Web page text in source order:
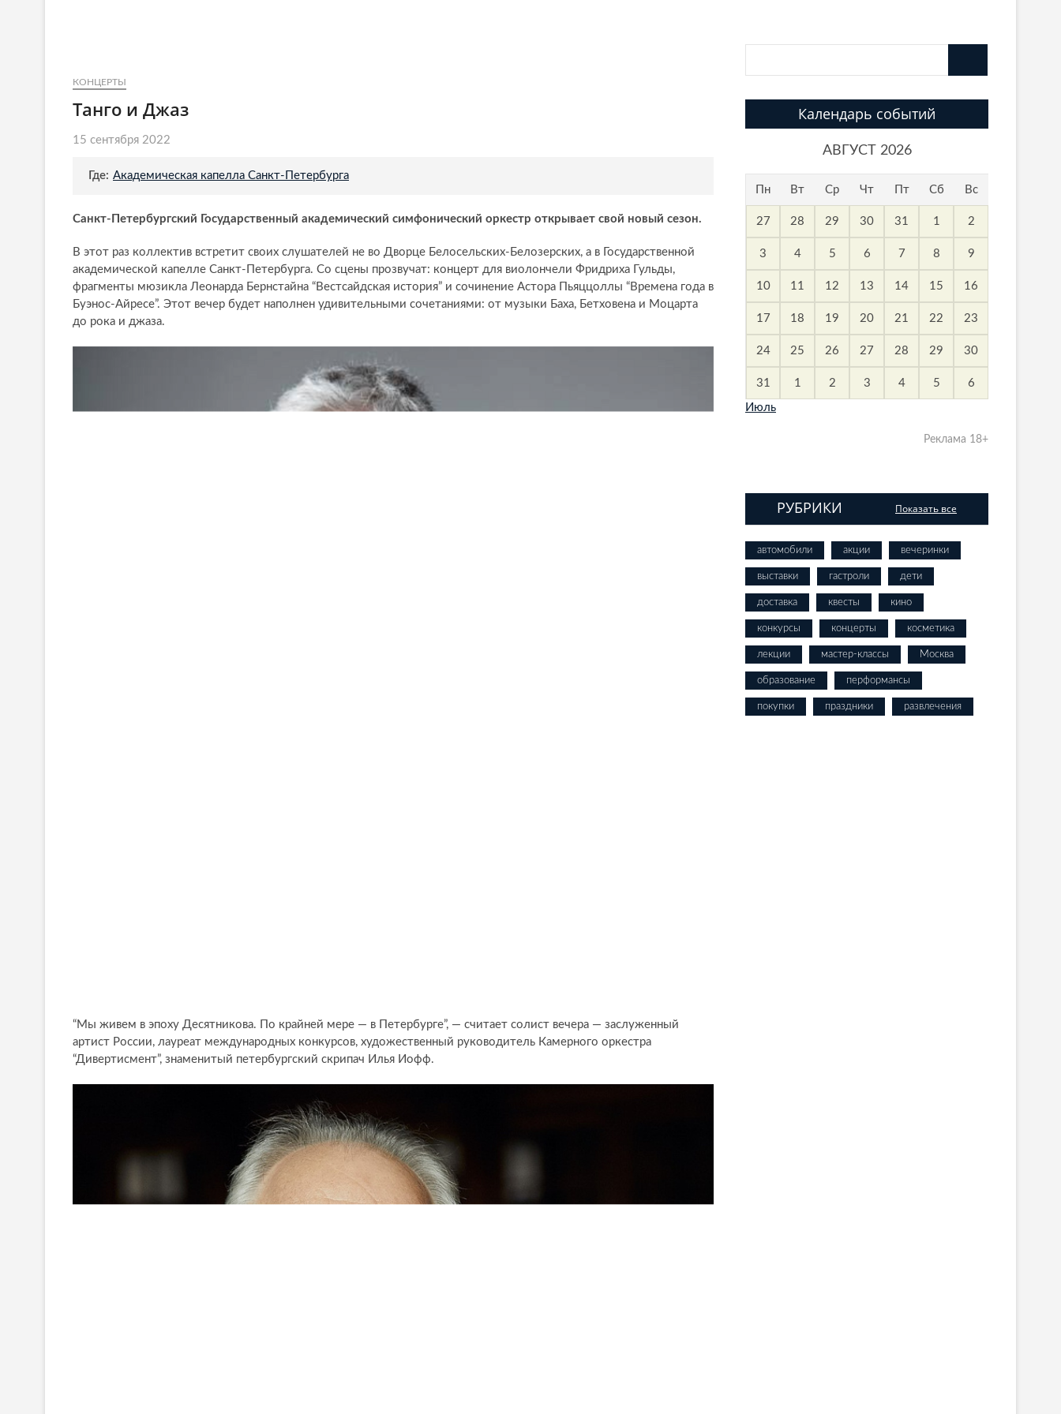
КОНЦЕРТЫ
Танго и Джаз
15 сентября 2022
Где: Академическая капелла Санкт-Петербурга
Санкт-Петербургский Государственный академический симфонический оркестр открывает свой новый сезон.
В этот раз коллектив встретит своих слушателей не во Дворце Белосельских-Белозерских, а в Государственной
академической капелле Санкт-Петербурга. Со сцены прозвучат: концерт для виолончели Фридриха Гульды,
фрагменты мюзикла Леонарда Бернстайна “Вестсайдская история” и сочинение Астора Пьяццоллы “Времена года в
Буэнос-Айресе”. Этот вечер будет наполнен удивительными сочетаниями: от музыки Баха, Бетховена и Моцарта
до рока и джаза.
“Мы живем в эпоху Десятникова. По крайней мере — в Петербурге”, — считает солист вечера — заслуженный
артист России, лауреат международных конкурсов, художественный руководитель Камерного оркестра
“Дивертисмент”, знаменитый петербургский скрипач Илья Иофф.
Календарь событий
АВГУСТ 2026
Пн Вт Ср Чт Пт Сб Вс
27 28 29 30 31 1 2
3 4 5 6 7 8 9
10 11 12 13 14 15 16
17 18 19 20 21 22 23
24 25 26 27 28 29 30
31 1 2 3 4 5 6
Июль
Реклама 18+
РУБРИКИ Показать все
автомобили акции вечеринки
выставки гастроли дети
доставка квесты кино
конкурсы концерты косметика
лекции мастер-классы Москва
образование перформансы
покупки праздники развлечения